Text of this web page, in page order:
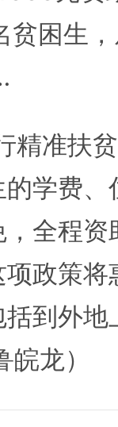
贫困生
准扶贫
学费
全程资
政策
到外
龙）